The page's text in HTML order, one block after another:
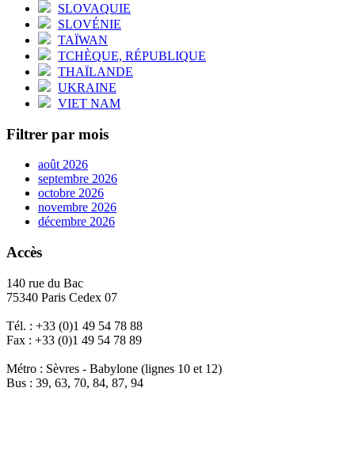
SLOVAQUIE
SLOVÉNIE
TAÏWAN
TCHÈQUE, RÉPUBLIQUE
THAÏLANDE
UKRAINE
VIET NAM
Filtrer par mois
août 2026
septembre 2026
octobre 2026
novembre 2026
décembre 2026
Accès
140 rue du Bac
75340 Paris Cedex 07
Tél. : +33 (0)1 49 54 78 88
Fax : +33 (0)1 49 54 78 89
Métro : Sèvres - Babylone (lignes 10 et 12)
Bus : 39, 63, 70, 84, 87, 94